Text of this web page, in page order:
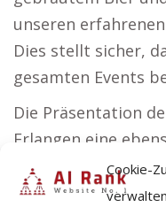
Cookie-
verwalten
unseren
Dies stellt sicher,
gesamten Events
Die Präsentation
Erlangen eine
Qualität. Jedes
auf Geschmack,